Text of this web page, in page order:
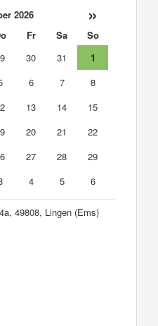
2026 »
Fr Sa
So
30 31
1
6 7
8
13 14
15
20 21
22
27 28
29
4 5 6
49808, Lingen (Ems)